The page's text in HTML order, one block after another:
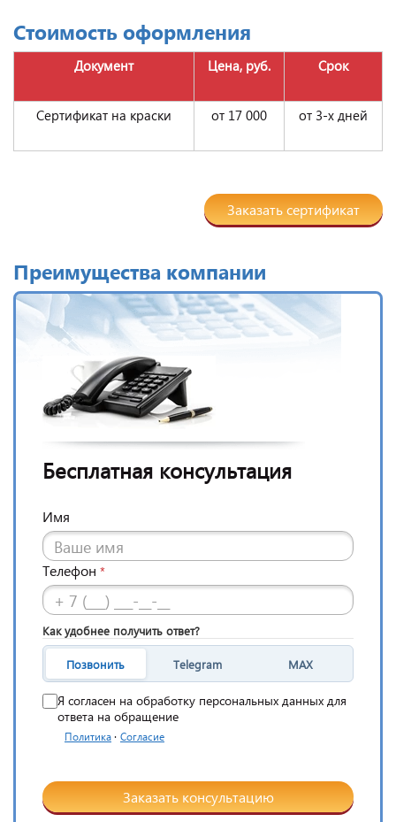
Стоимость оформления
Документ Цена, руб. Срок
Сертификат на краски от 17 000 от 3-х дней
Заказать сертификат
Преимущества компании
Бесплатная консультация
Имя
Телефон *
Как удобнее получить ответ?
Позвонить Telegram MAX
Я согласен на обработку персональных данных для
ответа на обращение
Политика · Согласие
Заказать консультацию